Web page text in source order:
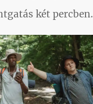
ti
akkor
is
az
ötödik
helyre
vártátok
két percben.